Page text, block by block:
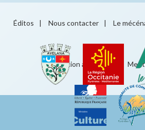
Éditos | Nous contacter | Le
Éducation artistique